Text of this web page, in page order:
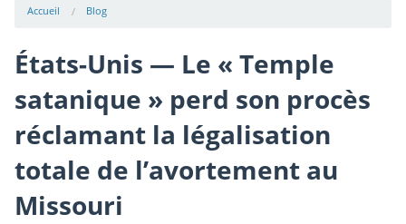
Accueil Blog
États-Unis — Le « Temple
satanique » perd son procès
réclamant la légalisation
totale de l’avortement au
Missouri